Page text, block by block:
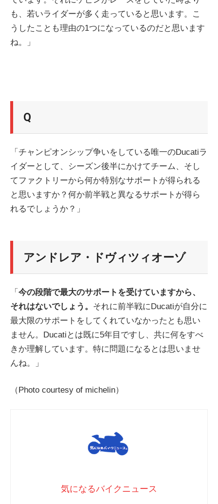
も、若いライダーが多く走っていると思います。こ
うしたことも理由の1つになっているのだと思います
ね。」
Q
「チャンピオンシップ争いをしている唯一のDucatiラ
イダーとして、シーズン後半にかけてチーム、そし
てファクトリーから何か特別なサポートが得られる
と思いますか？何か前半戦と異なるサポートが得ら
れるでしょうか？」
アンドレア・ドヴィツィオーゾ
「今の段階で最大のサポートを受けていますから、
それはないでしょう。 それに前半戦にDucatiが自分に
最大限のサポートをしてくれていなかったとも思い
ません。Ducatiとは既に5年目ですし、共に何をすべ
きか理解しています。特に問題になるとは思いませ
んね。」
（Photo courtesy of michelin）
気になるバイクニュース